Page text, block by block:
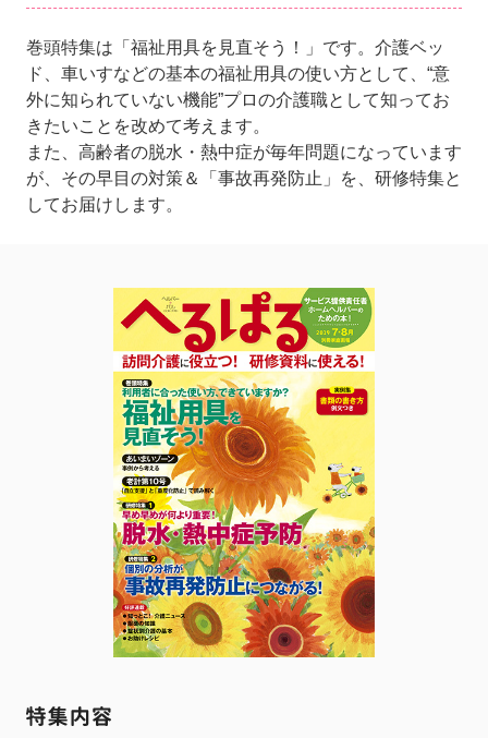
巻頭特集は「福祉用具を見直そう！」です。介護ベッ
ド、車いすなどの基本の福祉用具の使い方として、“意
外に知られていない機能”プロの介護職として知ってお
きたいことを改めて考えます。
また、高齢者の脱水・熱中症が毎年問題になっています
が、その早目の対策＆「事故再発防止」を、研修特集と
してお届けします。